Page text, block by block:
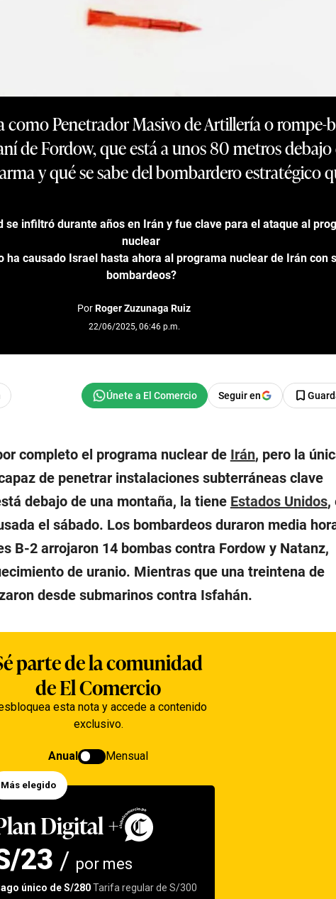
Penetrador Masivo de Artillería o rompe-
de Fordow, que está a unos 80 metros
y qué se sabe del bombardero estratégico
se infiltró durante años en Irán y fue clave para el ataque al
nuclear
ha causado Israel hasta ahora al programa nuclear de Irán con
bombardeos?
PorRoger Zuzunaga Ruiz
22/06/2025, 06:46 p.m.
Seguir en
completo el programa nuclear de Irán, pero la
de penetrar instalaciones subterráneas clave
debajo de una montaña, la tiene Estados Unidos,
el sábado. Los bombardeos duraron media
B-2 arrojaron 14 bombas contra Fordow y Natanz,
de uranio. Mientras que una treintena de
desde submarinos contra Isfahán.